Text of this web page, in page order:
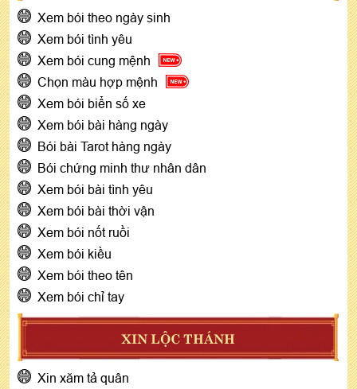
Xem bói theo ngày sinh
Xem bói tình yêu
Xem bói cung mệnh
Chọn màu hợp mệnh
Xem bói biển số xe
Xem bói bài hàng ngày
Bói bài Tarot hàng ngày
Bói chứng minh thư nhân dân
Xem bói bài tình yêu
Xem bói bài thời vận
Xem bói nốt ruồi
Xem bói kiều
Xem bói theo tên
Xem bói chỉ tay
XIN LỘC THÁNH
Xin xăm tả quân